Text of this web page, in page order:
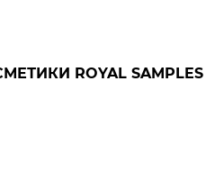
ROYAL SAMPLES